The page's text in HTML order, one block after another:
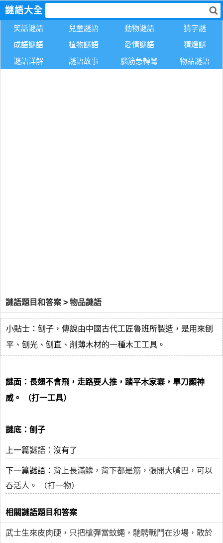
謎語大全
笑話謎語 兒童謎語 動物謎語
猜字謎
成語謎語
植物謎語 愛情謎語
猜燈謎
謎語詳解
謎語故事 腦筋急轉彎 物品謎語
謎語題目和答案 > 物品謎語
小貼士：刨子，傳說由中國古代工匠魯班所製造，是用來刨
平、刨光、刨直、削薄木材的一種木工工具。
謎面：長翅不會飛，走路要人推，踏平木家寨，單刀顯神
威。 （打一工具）
謎底：刨子
上一篇謎語：沒有了
下一篇謎語： 背上長滿鱗，背下都是筋，張開大嘴巴，可以
吞活人。 （打一物）
相關謎語題目和答案
武士生來皮肉硬，只把槍彈當蚊蠅，馳騁戰鬥在沙場，敢於